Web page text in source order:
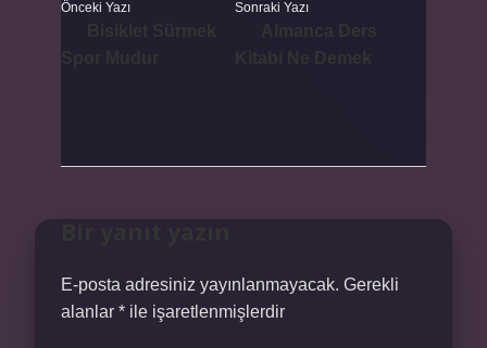
Önceki Yazı Sonraki Yazı
E-posta adresiniz yayınlanmayacak. Gerekli
alanlar * ile işaretlenmişlerdir